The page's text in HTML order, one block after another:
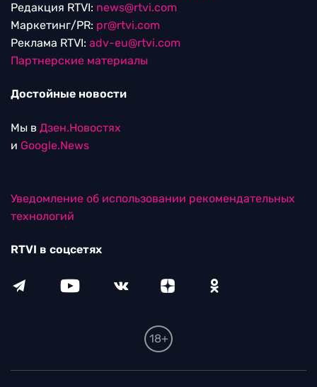
Редакция RTVI: news@rtvi.com
Маркетинг/PR: pr@rtvi.com
Реклама RTVI: adv-eu@rtvi.com
Партнерские материалы
Достойные новости
Мы в Дзен.Новостях
и Google.News
Уведомление об использовании рекомендательных
технологий
RTVI в соцсетях
18+